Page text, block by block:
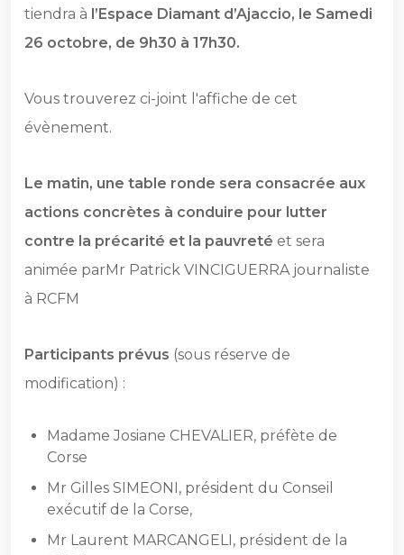
tiendra à l’Espace Diamant d’Ajaccio, le Samedi
26 octobre, de 9h30 à 17h30.
Vous trouverez ci-joint l'affiche de cet
évènement.
Le matin, une table ronde sera consacrée aux
actions concrètes à conduire pour lutter
contre la précarité et la pauvreté et sera
animée parMr Patrick VINCIGUERRA journaliste
à RCFM
Participants prévus (sous réserve de
modification) :
Madame Josiane CHEVALIER, préfète de
Corse
Mr Gilles SIMEONI, président du Conseil
exécutif de la Corse,
Mr Laurent MARCANGELI, président de la